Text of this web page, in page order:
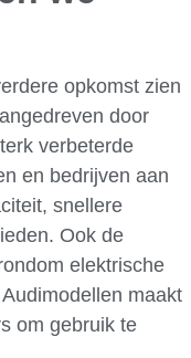
opkomst zien
door
verbeterde
en bedrijven aan
snellere
Ook de
elektrische
maakt
om gebruik te